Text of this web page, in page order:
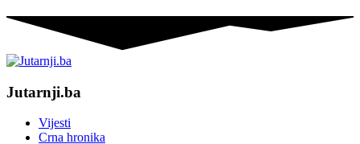
Jutarnji.ba
Vijesti
Crna hronika